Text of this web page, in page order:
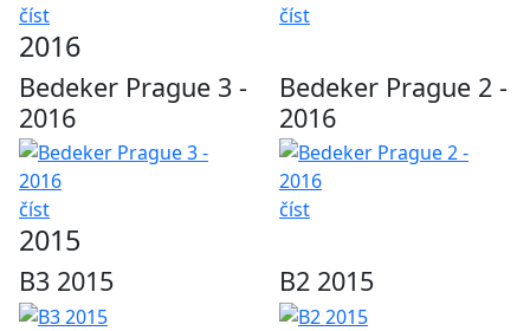
číst číst
2016
Bedeker Prague 3 -
2016
číst
Bedeker Prague 2 -
2016
číst
2015
B3 2015 B2 2015